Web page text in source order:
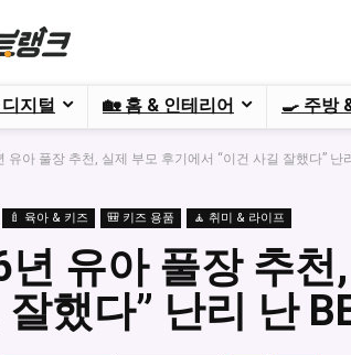
지털 🏡 홈 & 인테리어 🍳 주방
유아 풀장 추천, 실제 부모 후기에서 “이건 사길 잘했다” 난
🍼 육아 & 키즈 🎒 키즈 용품 🧘 취미 & 라이프
유아 풀장 추천
했다” 난리 난